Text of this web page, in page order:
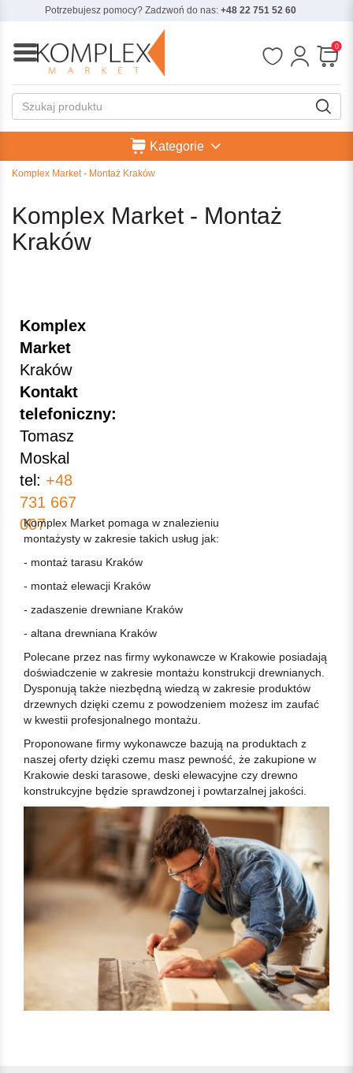
Potrzebujesz pomocy? Zadzwoń do nas: +48 22 751 52 60
0
Kategorie
Komplex Market - Montaż Kraków
Komplex Market - Montaż
Kraków
Komplex
Market
Kraków
Kontakt
telefoniczny:
Tomasz
Moskal
tel: +48
731 667
007
Komplex Market pomaga w znalezieniu
montażysty w zakresie takich usług jak:
- montaż tarasu Kraków
- montaż elewacji Kraków
- zadaszenie drewniane Kraków
- altana drewniana Kraków
Polecane przez nas firmy wykonawcze w Krakowie posiadają
doświadczenie w zakresie montażu konstrukcji drewnianych.
Dysponują także niezbędną wiedzą w zakresie produktów
drzewnych dzięki czemu z powodzeniem możesz im zaufać
w kwestii profesjonalnego montażu.
Proponowane firmy wykonawcze bazują na produktach z
naszej oferty dzięki czemu masz pewność, że zakupione w
Krakowie deski tarasowe, deski elewacyjne czy drewno
konstrukcyjne będzie sprawdzonej i powtarzalnej jakości.